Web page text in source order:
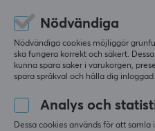
Nödvändiga
Nödvändiga cookies möjliggör
ska fungera korrekt och säkert.
kunna spara saker i varukorgen,
spara språkval och hålla dig
Analys och
Dessa cookies används för att